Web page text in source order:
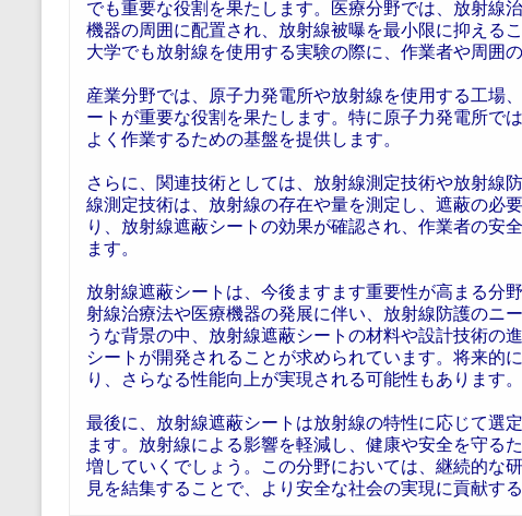
でも重要な役割を果たします。医療分野では、放射線
機器の周囲に配置され、放射線被曝を最小限に抑える
大学でも放射線を使用する実験の際に、作業者や周囲
産業分野では、原子力発電所や放射線を使用する工場
ートが重要な役割を果たします。特に原子力発電所で
よく作業するための基盤を提供します。
さらに、関連技術としては、放射線測定技術や放射線
線測定技術は、放射線の存在や量を測定し、遮蔽の必
り、放射線遮蔽シートの効果が確認され、作業者の安
ます。
放射線遮蔽シートは、今後ますます重要性が高まる分
射線治療法や医療機器の発展に伴い、放射線防護のニ
うな背景の中、放射線遮蔽シートの材料や設計技術の
シートが開発されることが求められています。将来的
り、さらなる性能向上が実現される可能性もあります。
最後に、放射線遮蔽シートは放射線の特性に応じて選
ます。放射線による影響を軽減し、健康や安全を守る
増していくでしょう。この分野においては、継続的な
見を結集することで、より安全な社会の実現に貢献す